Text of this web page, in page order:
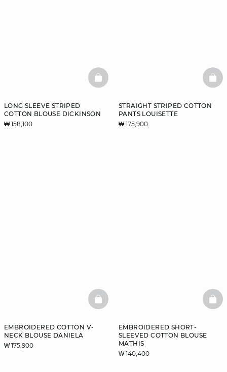
LONG SLEEVE STRIPED
COTTON BLOUSE DICKINSON
₩ 158,100
BASKETFULL
STRAIGHT STRIPED COTTON
PANTS LOUISETTE
₩ 175,900
EMBROIDERED COTTON V-
NECK BLOUSE DANIELA
₩ 175,900
BASKETFULL
EMBROIDERED SHORT-
SLEEVED COTTON BLOUSE
MATHIS
₩ 140,400